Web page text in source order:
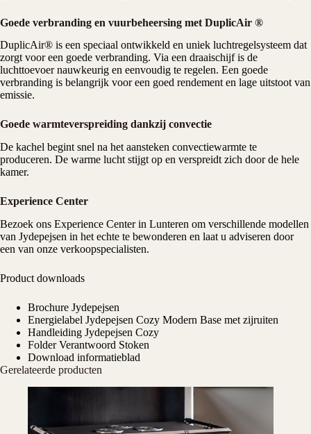
Goede verbranding en vuurbeheersing met DuplicAir ®
DuplicAir® is een speciaal ontwikkeld en uniek luchtregelsysteem dat
zorgt voor een goede verbranding. Via een draaischijf is de
luchttoevoer nauwkeurig en eenvoudig te regelen. Een goede
verbranding is belangrijk voor een goed rendement en lage uitstoot van
emissie.
Goede warmteverspreiding dankzij convectie
De kachel begint snel na het aansteken convectiewarmte te
produceren. De warme lucht stijgt op en verspreidt zich door de hele
kamer.
Experience Center
Bezoek ons Experience Centerin Lunteren om verschillende modellen
van Jydepejsen in het echte te bewonderen en laat u adviseren door
een van onze verkoopspecialisten.
Product downloads
Brochure Jydepejsen
Energielabel Jydepejsen Cozy Modern Base met zijruiten
Handleiding Jydepejsen Cozy
Folder Verantwoord Stoken
Download informatieblad
Gerelateerde producten